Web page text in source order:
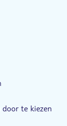
te kiezen